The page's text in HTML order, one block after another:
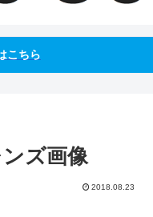
こちら
ズ画像
2018.08.23